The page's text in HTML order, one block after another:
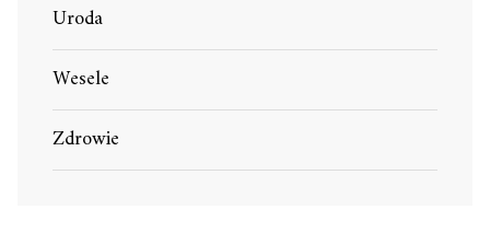
Uroda
Wesele
Zdrowie